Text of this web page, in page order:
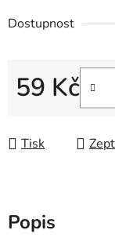
Dostupnost
59 Kč
Měrná cena:
Tisk
Popis